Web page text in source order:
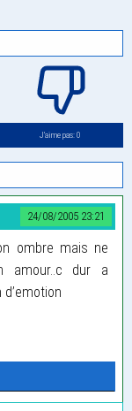
J’aime pas: 0
24/08/2005 23:21
ombre mais ne
amour..c dur a